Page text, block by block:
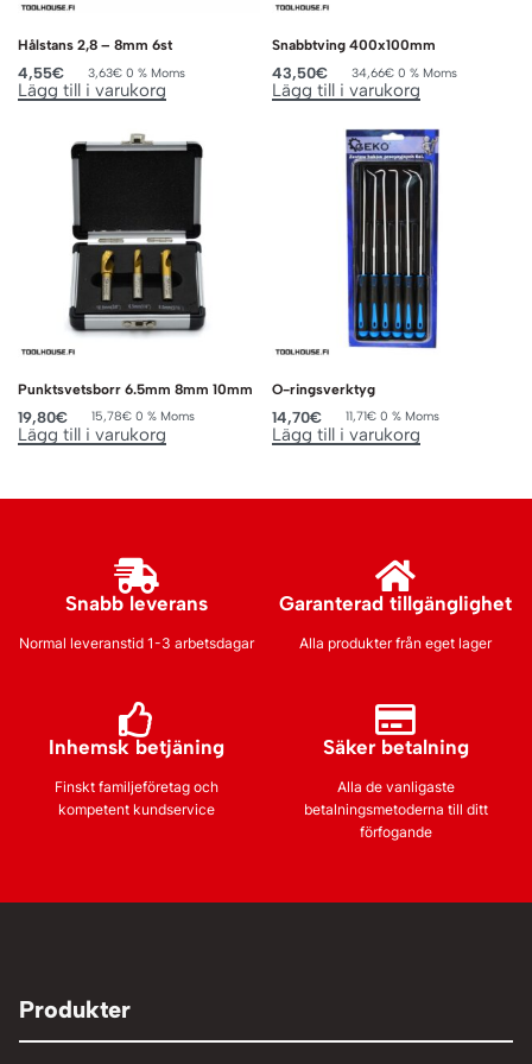
Hålstans 2,8 – 8mm 6st
4,55€ 3,63€ 0 % Moms
Lägg till i varukorg
Snabbtving 400x100mm
43,50€ 34,66€ 0 % Moms
Lägg till i varukorg
Punktsvetsborr 6.5mm 8mm 10mm
19,80€ 15,78€ 0 % Moms
Lägg till i varukorg
O-ringsverktyg
14,70€ 11,71€ 0 % Moms
Lägg till i varukorg
Snabb leverans
Normal leveranstid 1-3 arbetsdagar
Garanterad tillgänglighet
Alla produkter från eget lager
Inhemsk betjäning
Finskt familjeföretag och
kompetent kundservice
Säker betalning
Alla de vanligaste
betalningsmetoderna till ditt
förfogande
Produkter